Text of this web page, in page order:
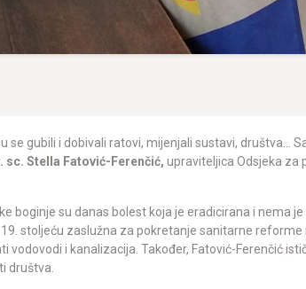
gubili i dobivali ratovi, mijenjali sustavi, društva…
sc. Stella Fatović-Ferenčić, upraviteljica Odsjeka za
boginje su danas bolest koja je eradicirana i nema je
stoljeću zaslužna za pokretanje sanitarne reforme
i kanalizacija. Također, Fatović-Ferenčić
društva.